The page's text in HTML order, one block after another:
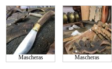
Mascheras Mascheras